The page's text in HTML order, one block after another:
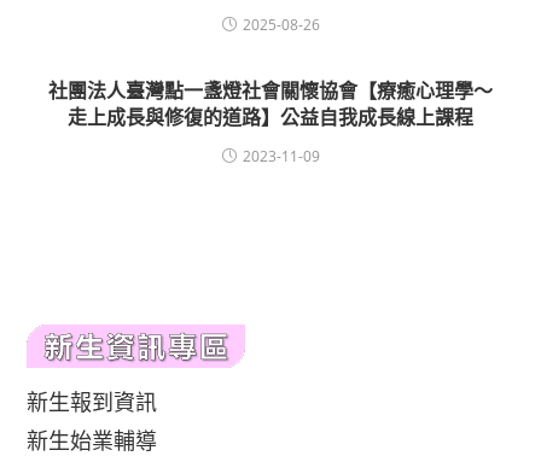
2025-08-26
社團法人臺灣點一盞燈社會關懷協會【療癒心理學〜
走上成長與修復的道路】公益自我成長線上課程
2023-11-09
新生報到資訊
新生始業輔導